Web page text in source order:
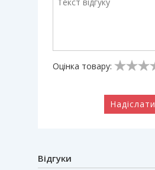
Оцінка товару:
Надіслати
Відгуки